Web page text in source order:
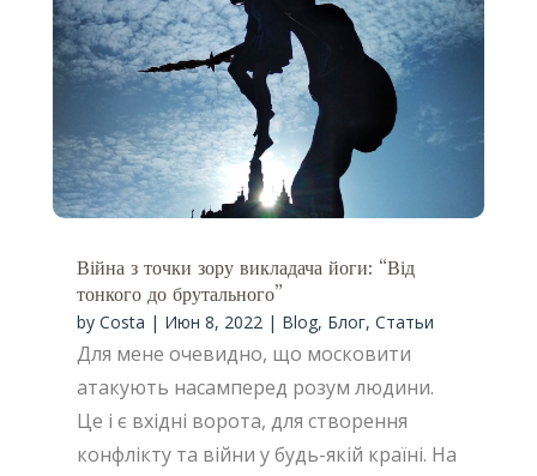
Війна з точки зору викладача йоги: “Від
тонкого до брутального”
by Costa | Июн 8, 2022 | Blog, Блог, Статьи
Для мене очевидно, що московити
атакують насамперед розум людини.
Це і є вхідні ворота, для створення
конфлікту та війни у будь-якій країні. На